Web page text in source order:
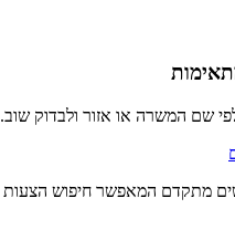
שם המשרה או אזור ולבדוק שוב.